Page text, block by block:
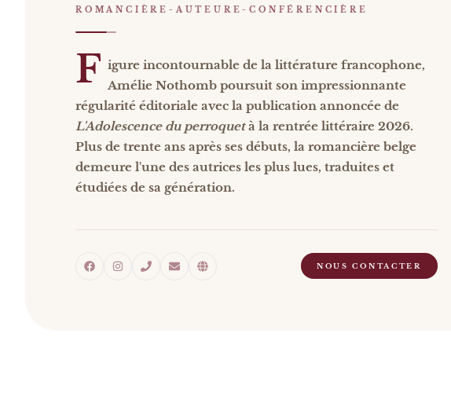
ROMANCIÈRE-AUTEURE-CONFÉRENCIÈRE
F igure incontournable de la littérature francophone,
Amélie Nothomb poursuit son impressionnante
régularité éditoriale avec la publication annoncée de
L'Adolescence du perroquetà la rentrée littéraire 2026.
Plus de trente ans après ses débuts, la romancière belge
demeure l'une des autrices les plus lues, traduites et
étudiées de sa génération.
NOUS CONTACTER